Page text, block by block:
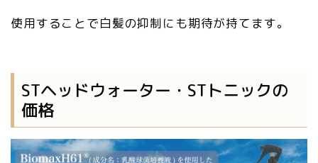
使用することで白髪の抑制にも期待が持てます。
STヘッドウォーター・STトニックの
価格